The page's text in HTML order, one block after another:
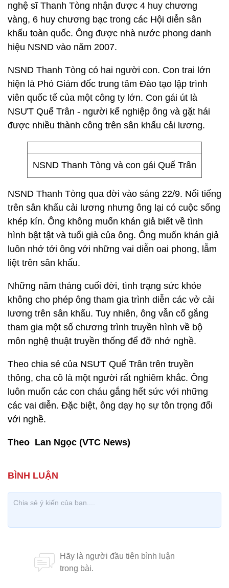
nghệ sĩ Thanh Tòng nhận được 4 huy chương
vàng, 6 huy chương bạc trong các Hội diễn sân
khấu toàn quốc. Ông được nhà nước phong danh
hiệu NSND vào năm 2007.
NSND Thanh Tòng có hai người con. Con trai lớn
hiện là Phó Giám đốc trung tâm Đào tạo lập trình
viên quốc tế của một công ty lớn. Con gái út là
NSƯT Quế Trân - người kế nghiệp ông và gặt hái
được nhiều thành công trên sân khấu cải lương.
NSND Thanh Tòng và con gái Quế Trân
NSND Thanh Tòng qua đời vào sáng 22/9. Nổi tiếng
trên sân khấu cải lương nhưng ông lại có cuộc sống
khép kín. Ông không muốn khán giả biết về tình
hình bật tật và tuổi già của ông. Ông muốn khán giả
luôn nhớ tới ông với những vai diễn oai phong, lẫm
liệt trên sân khấu.
Những năm tháng cuối đời, tình trạng sức khỏe
không cho phép ông tham gia trình diễn các vở cải
lương trên sân khấu. Tuy nhiên, ông vẫn cố gắng
tham gia một số chương trình truyền hình về bộ
môn nghệ thuật truyền thống để đỡ nhớ nghề.
Theo chia sẻ của NSƯT Quế Trân trên truyền
thông, cha cô là một người rất nghiêm khắc. Ông
luôn muốn các con cháu gắng hết sức với những
các vai diễn. Đặc biệt, ông dạy họ sự tôn trọng đối
với nghề.
Theo Lan Ngọc (VTC News)